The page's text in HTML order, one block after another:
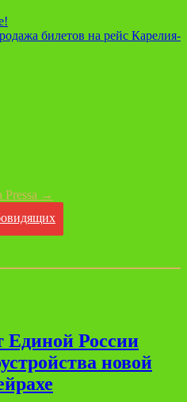
билетов на рейс Карелия-
Pressa →
Единой России
новой